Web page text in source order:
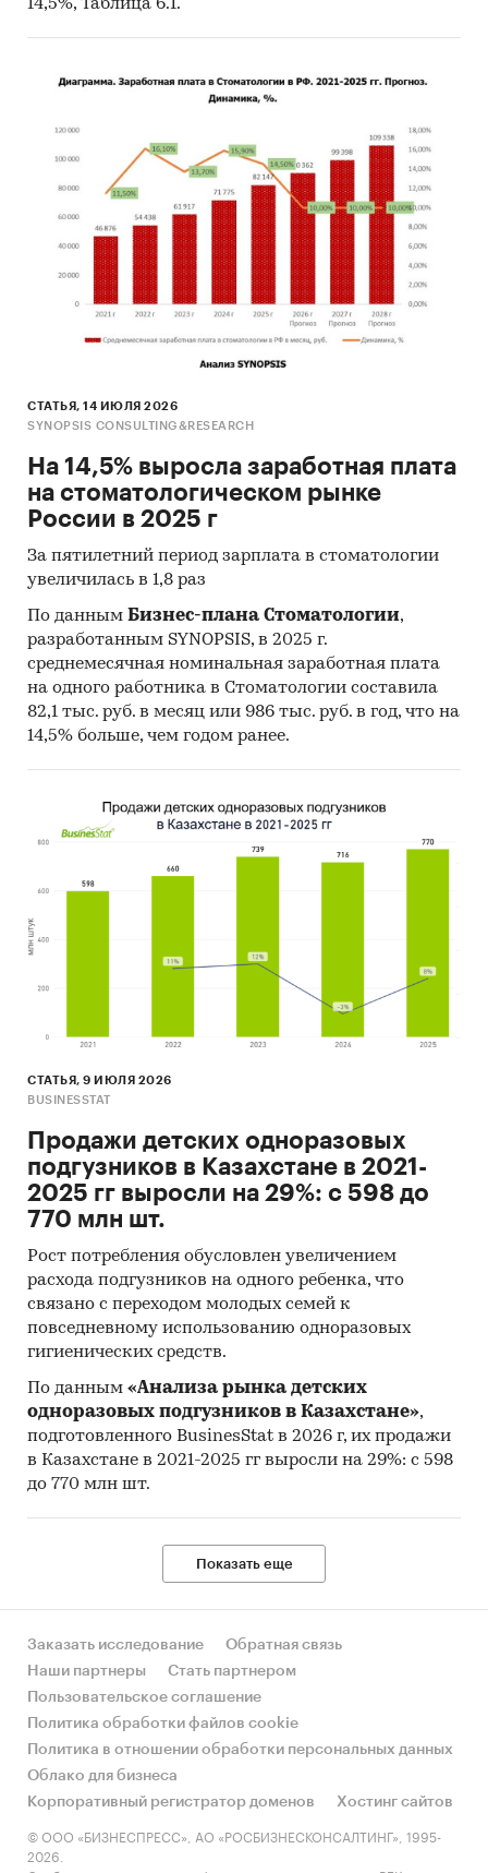
14,5%, Таблица 6.1.
СТАТЬЯ, 14 ИЮЛЯ 2026
SYNOPSIS CONSULTING&RESEARCH
На 14,5% выросла заработная плата
на стоматологическом рынке
России в 2025 г
За пятилетний период зарплата в стоматологии
увеличилась в 1,8 раз
По данным Бизнес-плана Стоматологии,
разработанным SYNOPSIS, в 2025 г.
среднемесячная номинальная заработная плата
на одного работника в Стоматологии составила
82,1 тыс. руб. в месяц или 986 тыс. руб. в год, что на
14,5% больше, чем годом ранее.
СТАТЬЯ, 9 ИЮЛЯ 2026
BUSINESSTAT
Продажи детских одноразовых
подгузников в Казахстане в 2021-
2025 гг выросли на 29%: с 598 до
770 млн шт.
Рост потребления обусловлен увеличением
расхода подгузников на одного ребенка, что
связано с переходом молодых семей к
повседневному использованию одноразовых
гигиенических средств.
По данным «Анализа рынка детских
одноразовых подгузников в Казахстане»,
подготовленного BusinesStat в 2026 г, их продажи
в Казахстане в 2021-2025 гг выросли на 29%: с 598
до 770 млн шт.
Показать еще
Заказать исследование
Обратная связь
Наши партнеры
Стать партнером
Пользовательское соглашение
Политика обработки файлов cookie
Политика в отношении обработки персональных данных
Облако для бизнеса
Корпоративный регистратор доменов
Хостинг сайтов
© ООО «БИЗНЕСПРЕСС», АО «РОСБИЗНЕСКОНСАЛТИНГ», 1995-
2026.